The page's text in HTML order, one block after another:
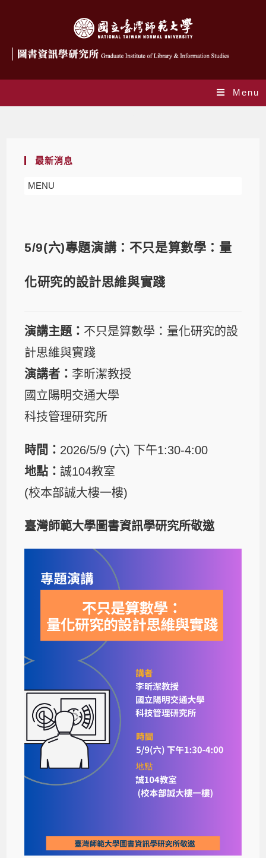
Menu
最新消息
MENU
5/9(六)專題演講：不只是算數學：量
化研究的設計思維與實踐
演講主題： 不只是算數學：量化研究的設
計思維與實踐
演講者： 李昕潔教授
國立陽明交通大學
科技管理研究所
時間： 2026/5/9 (六) 下午1:30-4:00
地點：誠104教室
(校本部誠大樓一樓)
臺灣師範大學圖書資訊學研究所敬邀